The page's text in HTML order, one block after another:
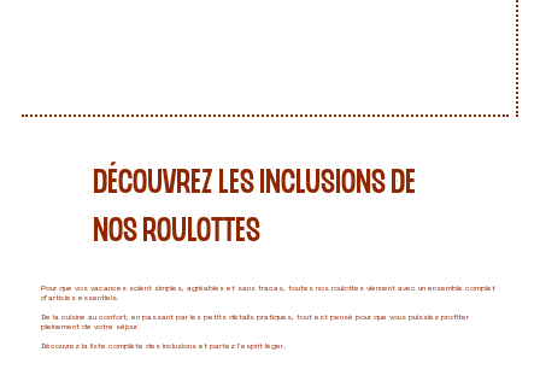
DÉCOUVREZ LES INCLUSIONS DE
NOS ROULOTTES
Pour que vos vacances soient simples, agréables et sans tracas, toutes nos roulottes viennent avec un ensemble complet
d’articles essentiels.
De la cuisine au confort, en passant par les petits détails pratiques, tout est pensé pour que vous puissiez profiter
pleinement de votre séjour.
Découvrez la liste complète des inclusions et partez l’esprit léger.